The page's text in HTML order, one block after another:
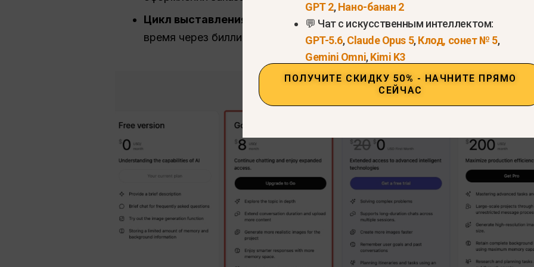
Цикл выставления счетов:
Ежемесячная периодическая плата,
время через биллинговый портал OpenAI.
GPT 2,Нано-банан 2
💬 Чат с искусственным интеллектом:
GPT-5.6,Claude Opus 5,Клод, сонет № 5,
Gemini Omni,Kimi K3
ПОЛУЧИТЕ СКИДКУ 50% - НАЧНИТЕ ПРЯМО
СЕЙЧАС